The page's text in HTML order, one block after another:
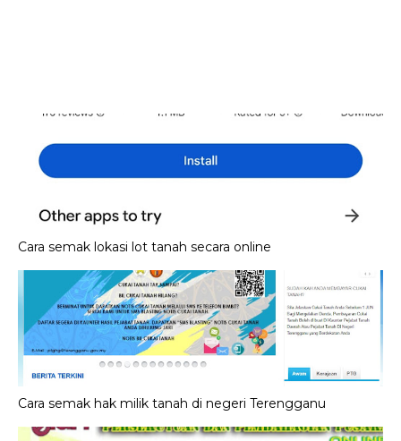
Cara semak lokasi lot tanah secara online
Cara semak hak milik tanah di negeri Terengganu